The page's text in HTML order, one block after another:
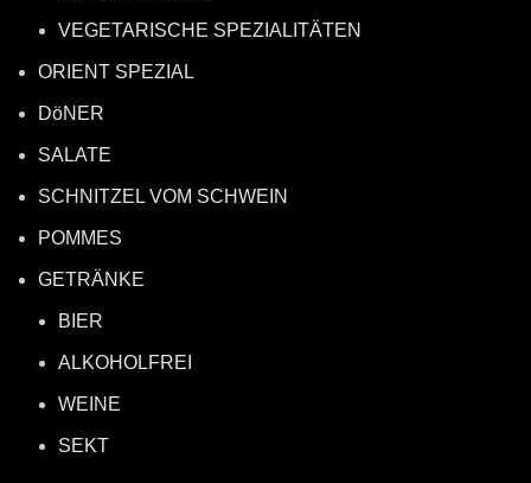
VEGETARISCHE SPEZIALITÄTEN
ORIENT SPEZIAL
DöNER
SALATE
SCHNITZEL VOM SCHWEIN
POMMES
GETRÄNKE
BIER
ALKOHOLFREI
WEINE
SEKT